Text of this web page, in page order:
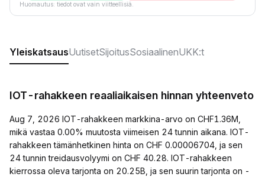
Huomautus: tiedot ovat vain viitteellisiä.
YleiskatsausUutisetSijoitusSosiaalinenUKK:t
IOT-rahakkeen reaaliaikaisen hinnan yhteenveto
Aug 7, 2026 IOT-rahakkeen markkina-arvo on CHF1.36M,
mikä vastaa 0.00% muutosta viimeisen 24 tunnin aikana. IOT-
rahakkeen tämänhetkinen hinta on CHF 0.00006704, ja sen
24 tunnin treidausvolyymi on CHF 40.28. IOT-rahakkeen
kierrossa oleva tarjonta on 20.25B, ja sen suurin tarjonta on -